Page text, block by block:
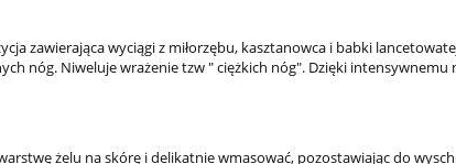
zawierająca wyciągi z miłorzębu, kasztanowca i babki
nóg. Niweluje wrażenie tzw " ciężkich nóg". Dzięki intensywnemu
żelu na skórę i delikatnie wmasować, pozostawiając do